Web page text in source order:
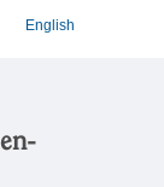
English